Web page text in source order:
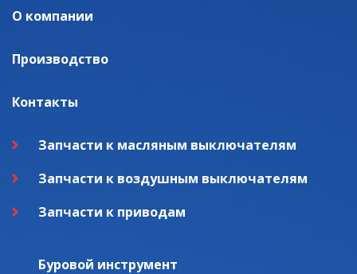
О компании
Производство
Контакты
Запчасти к масляным выключателям
Запчасти к воздушным выключателям
Запчасти к приводам
Буровой инструмент